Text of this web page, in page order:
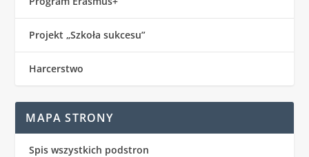
Projekt „Szkoła sukcesu”
Harcerstwo
MAPA STRONY
Spis wszystkich podstron